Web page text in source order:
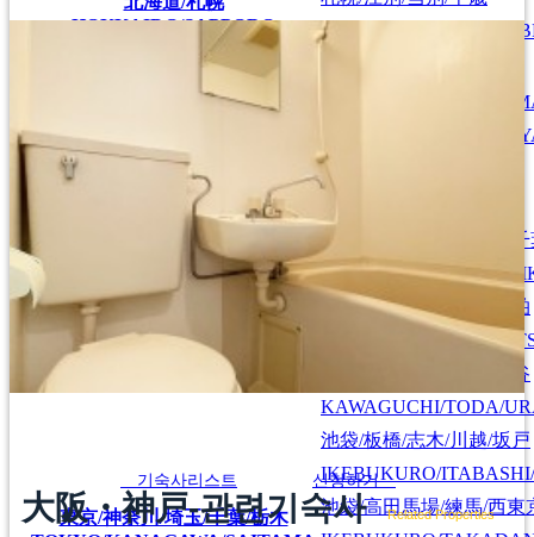
HOKKAIDO/SAPPORO
SAPPORO/EBETSU/
仙台/青森/山形
SENDAI/AOMORI/YAMAGATA
SENDAI/IZUMI/
東京/神奈川/埼玉/千葉/栃木
首都圏全域
江戸川/葛西/市川/船橋/千
EDOGAWA/KASAI/
上野/北千住/葛飾/松戸/柏
UENO/KITASENJU/
川口/戸田/浦和/大宮/越谷
KAWAGUCHI/TODA/
池袋/板橋/志木/川越/坂戸
IKEBUKURO/
池袋/高田馬場/練馬/西東
기숙사리스트 신청하기
大阪・神戸-관련기숙사 Related Properties